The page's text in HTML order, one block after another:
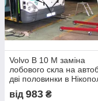
Volvo B 10 M заміна
лобового скла на
дві половинки в
Києві, Дніпрі
від 983 ₴